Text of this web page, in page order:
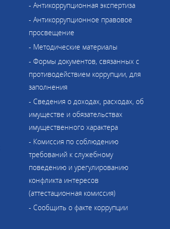
- Антикоррупционная экспертиза
- Антикоррупционное правовое
просвещение
- Методические материалы
- Формы документов, связанных с
противодействием коррупции, для
заполнения
- Сведения о доходах, расходах, об
имуществе и обязательствах
имущественного характера
- Комиссия по соблюдению
требований к служебному
поведению и урегулированию
конфликта интересов
(аттестационная комиссия)
- Сообщить о факте коррупции